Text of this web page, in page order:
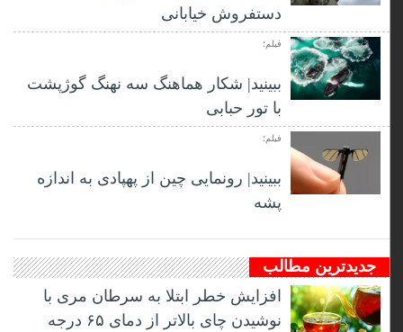
دستفروش خیابانی
فیلم؛
ببینید| شکار هماهنگ سه نهنگ گوژپشت
با تور حبابی
فیلم؛
ببینید| رونمایی چین از پهپادی به اندازه
پشه
جدیدترین مطالب
افزایش خطر ابتلا به سرطان مری با
نوشیدن چای بالاتر از دمای ۶۵ درجه